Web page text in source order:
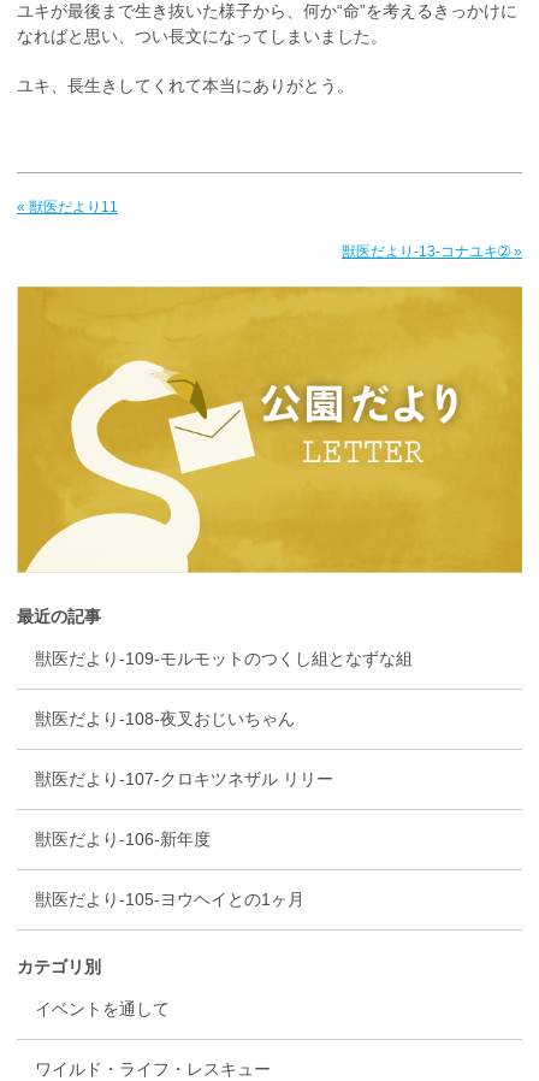
ユキが最後まで生き抜いた様子から、何か“命”を考えるきっかけに
なればと思い、つい長文になってしまいました。
ユキ、長生きしてくれて本当にありがとう。
« 獣医だより11
獣医だより-13-コナユキ➁ »
最近の記事
獣医だより-109-モルモットのつくし組となずな組
獣医だより-108-夜叉おじいちゃん
獣医だより-107-クロキツネザル リリー
獣医だより-106-新年度
獣医だより-105-ヨウヘイとの1ヶ月
カテゴリ別
イベントを通して
ワイルド・ライフ・レスキュー